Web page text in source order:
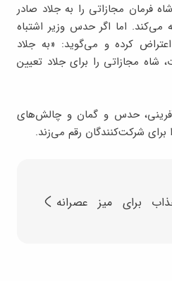
فرمان مجازاتی را به جلاد صادر
می‌کند. اما اگر حدس وزیر اشتباه
اعتراض کرده و می‌گوید: «به جلاد
مجازاتی را برای جلاد تعیین
حدس و گمان و چالش‌های
برای شرکت‌کنندگان رقم می‌زند.
برای میز عصرانه